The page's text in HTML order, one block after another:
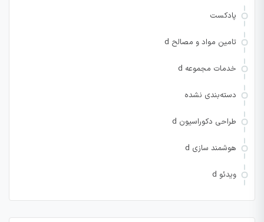
پادکست
تامین مواد و مصالح d
خدمات مجموعه d
دسته‌بندی نشده
طراحی دکوراسیون d
هوشمند سازی d
ویدئو d